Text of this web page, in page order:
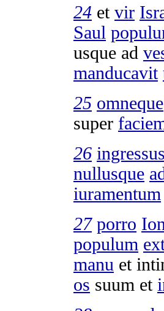
24 et vir
Saul
usque ad
manducavit
25 omneque
super
26 ingressus
nullusque
iuramentum
27 porro
populum
manu et
os suum et